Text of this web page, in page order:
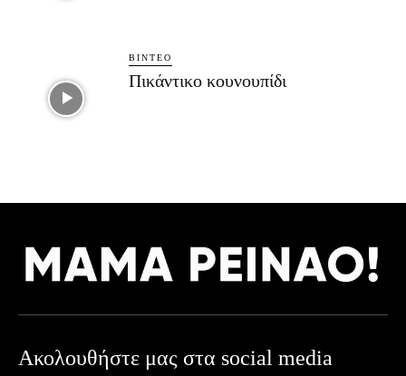
ΒΊΝΤΕΟ
Πικάντικο κουνουπίδι
Ακολουθήστε μας στα social media